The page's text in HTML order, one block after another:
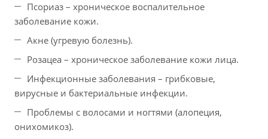
Псориаз – хроническое воспалительное
заболевание кожи.
Акне (угревую болезнь).
Розацеа – хроническое заболевание кожи лица.
Инфекционные заболевания – грибковые,
вирусные и бактериальные инфекции.
Проблемы с волосами и ногтями (алопеция,
онихомикоз).